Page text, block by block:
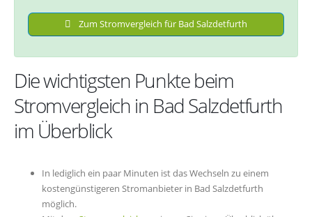
Zum Stromvergleich für Bad Salzdetfurth
Die wichtigsten Punkte beim
Stromvergleich in Bad Salzdetfurth
im Überblick
In lediglich ein paar Minuten ist das Wechseln zu einem
kostengünstigeren Stromanbieter in Bad Salzdetfurth
möglich.